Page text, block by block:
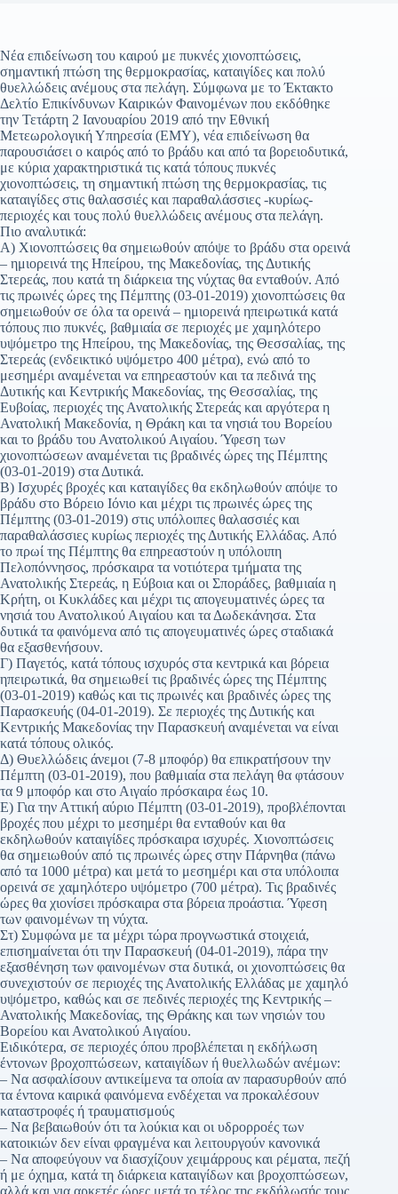
Νέα επιδείνωση του καιρού με πυκνές χιονοπτώσεις,
σημαντική πτώση της θερμοκρασίας, καταιγίδες και πολύ
θυελλώδεις ανέμους στα πελάγη. Σύμφωνα με το Έκτακτο
Δελτίο Επικίνδυνων Καιρικών Φαινομένων που εκδόθηκε
την Τετάρτη 2 Ιανουαρίου 2019 από την Εθνική
Μετεωρολογική Υπηρεσία (ΕΜΥ), νέα επιδείνωση θα
παρουσιάσει ο καιρός από το βράδυ και από τα βορειοδυτικά,
με κύρια χαρακτηριστικά τις κατά τόπους πυκνές
χιονοπτώσεις, τη σημαντική πτώση της θερμοκρασίας, τις
καταιγίδες στις θαλασσιές και παραθαλάσσιες -κυρίως-
περιοχές και τους πολύ θυελλώδεις ανέμους στα πελάγη.
Πιο αναλυτικά:
Α) Χιονοπτώσεις θα σημειωθούν απόψε το βράδυ στα ορεινά
– ημιορεινά της Ηπείρου, της Μακεδονίας, της Δυτικής
Στερεάς, που κατά τη διάρκεια της νύχτας θα ενταθούν. Από
τις πρωινές ώρες της Πέμπτης (03-01-2019) χιονοπτώσεις θα
σημειωθούν σε όλα τα ορεινά – ημιορεινά ηπειρωτικά κατά
τόπους πιο πυκνές, βαθμιαία σε περιοχές με χαμηλότερο
υψόμετρο της Ηπείρου, της Μακεδονίας, της Θεσσαλίας, της
Στερεάς (ενδεικτικό υψόμετρο 400 μέτρα), ενώ από το
μεσημέρι αναμένεται να επηρεαστούν και τα πεδινά της
Δυτικής και Κεντρικής Μακεδονίας, της Θεσσαλίας, της
Ευβοίας, περιοχές της Ανατολικής Στερεάς και αργότερα η
Ανατολική Μακεδονία, η Θράκη και τα νησιά του Βορείου
και το βράδυ του Ανατολικού Αιγαίου. Ύφεση των
χιονοπτώσεων αναμένεται τις βραδινές ώρες της Πέμπτης
(03-01-2019) στα Δυτικά.
Β) Ισχυρές βροχές και καταιγίδες θα εκδηλωθούν απόψε το
βράδυ στο Βόρειο Ιόνιο και μέχρι τις πρωινές ώρες της
Πέμπτης (03-01-2019) στις υπόλοιπες θαλασσιές και
παραθαλάσσιες κυρίως περιοχές της Δυτικής Ελλάδας. Από
το πρωί της Πέμπτης θα επηρεαστούν η υπόλοιπη
Πελοπόννησος, πρόσκαιρα τα νοτιότερα τμήματα της
Ανατολικής Στερεάς, η Εύβοια και οι Σποράδες, βαθμιαία η
Κρήτη, οι Κυκλάδες και μέχρι τις απογευματινές ώρες τα
νησιά του Ανατολικού Αιγαίου και τα Δωδεκάνησα. Στα
δυτικά τα φαινόμενα από τις απογευματινές ώρες σταδιακά
θα εξασθενήσουν.
Γ) Παγετός, κατά τόπους ισχυρός στα κεντρικά και βόρεια
ηπειρωτικά, θα σημειωθεί τις βραδινές ώρες της Πέμπτης
(03-01-2019) καθώς και τις πρωινές και βραδινές ώρες της
Παρασκευής (04-01-2019). Σε περιοχές της Δυτικής και
Κεντρικής Μακεδονίας την Παρασκευή αναμένεται να είναι
κατά τόπους ολικός.
Δ) Θυελλώδεις άνεμοι (7-8 μποφόρ) θα επικρατήσουν την
Πέμπτη (03-01-2019), που βαθμιαία στα πελάγη θα φτάσουν
τα 9 μποφόρ και στο Αιγαίο πρόσκαιρα έως 10.
Ε) Για την Αττική αύριο Πέμπτη (03-01-2019), προβλέπονται
βροχές που μέχρι το μεσημέρι θα ενταθούν και θα
εκδηλωθούν καταιγίδες πρόσκαιρα ισχυρές. Χιονοπτώσεις
θα σημειωθούν από τις πρωινές ώρες στην Πάρνηθα (πάνω
από τα 1000 μέτρα) και μετά το μεσημέρι και στα υπόλοιπα
ορεινά σε χαμηλότερο υψόμετρο (700 μέτρα). Τις βραδινές
ώρες θα χιονίσει πρόσκαιρα στα βόρεια προάστια. Ύφεση
των φαινομένων τη νύχτα.
Στ) Συμφώνα με τα μέχρι τώρα προγνωστικά στοιχειά,
επισημαίνεται ότι την Παρασκευή (04-01-2019), πάρα την
εξασθένηση των φαινομένων στα δυτικά, οι χιονοπτώσεις θα
συνεχιστούν σε περιοχές της Ανατολικής Ελλάδας με χαμηλό
υψόμετρο, καθώς και σε πεδινές περιοχές της Κεντρικής –
Ανατολικής Μακεδονίας, της Θράκης και των νησιών του
Βορείου και Ανατολικού Αιγαίου.
Ειδικότερα, σε περιοχές όπου προβλέπεται η εκδήλωση
έντονων βροχοπτώσεων, καταιγίδων ή θυελλωδών ανέμων:
– Να ασφαλίσουν αντικείμενα τα οποία αν παρασυρθούν από
τα έντονα καιρικά φαινόμενα ενδέχεται να προκαλέσουν
καταστροφές ή τραυματισμούς
– Να βεβαιωθούν ότι τα λούκια και οι υδρορροές των
κατοικιών δεν είναι φραγμένα και λειτουργούν κανονικά
– Να αποφεύγουν να διασχίζουν χειμάρρους και ρέματα, πεζή
ή με όχημα, κατά τη διάρκεια καταιγίδων και βροχοπτώσεων,
αλλά και για αρκετές ώρες μετά το τέλος της εκδήλωσής τους